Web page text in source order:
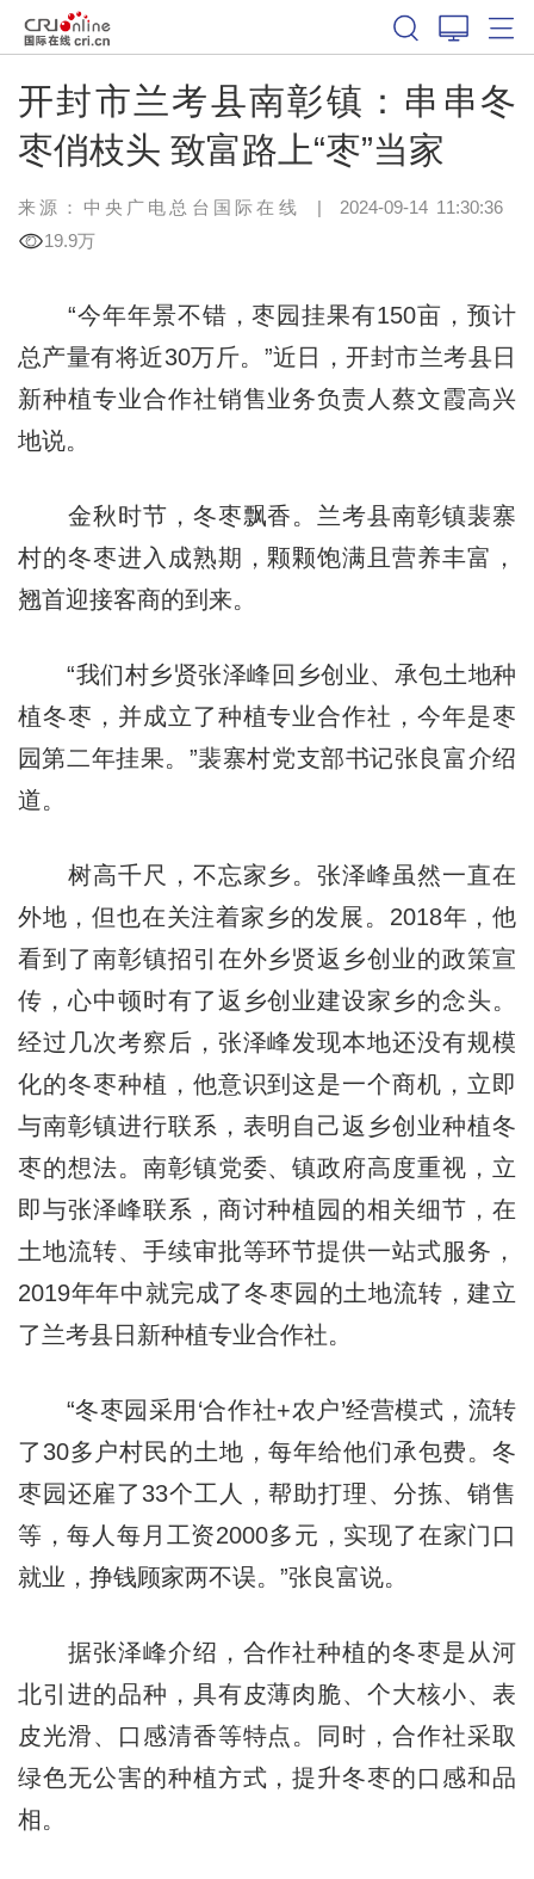
开封市兰考县南彰镇：串串冬
枣俏枝头 致富路上“枣”当家
来源：中央广电总台国际在线 | 2024-09-14 11:30:36
19.9万
“今年年景不错，枣园挂果有150亩，预计
总产量有将近30万斤。”近日，开封市兰考县日
新种植专业合作社销售业务负责人蔡文霞高兴
地说。
金秋时节，冬枣飘香。兰考县南彰镇裴寨
村的冬枣进入成熟期，颗颗饱满且营养丰富，
翘首迎接客商的到来。
“我们村乡贤张泽峰回乡创业、承包土地种
植冬枣，并成立了种植专业合作社，今年是枣
园第二年挂果。”裴寨村党支部书记张良富介绍
道。
树高千尺，不忘家乡。张泽峰虽然一直在
外地，但也在关注着家乡的发展。2018年，他
看到了南彰镇招引在外乡贤返乡创业的政策宣
传，心中顿时有了返乡创业建设家乡的念头。
经过几次考察后，张泽峰发现本地还没有规模
化的冬枣种植，他意识到这是一个商机，立即
与南彰镇进行联系，表明自己返乡创业种植冬
枣的想法。南彰镇党委、镇政府高度重视，立
即与张泽峰联系，商讨种植园的相关细节，在
土地流转、手续审批等环节提供一站式服务，
2019年年中就完成了冬枣园的土地流转，建立
了兰考县日新种植专业合作社。
“冬枣园采用‘合作社+农户’经营模式，流转
了30多户村民的土地，每年给他们承包费。冬
枣园还雇了33个工人，帮助打理、分拣、销售
等，每人每月工资2000多元，实现了在家门口
就业，挣钱顾家两不误。”张良富说。
据张泽峰介绍，合作社种植的冬枣是从河
北引进的品种，具有皮薄肉脆、个大核小、表
皮光滑、口感清香等特点。同时，合作社采取
绿色无公害的种植方式，提升冬枣的口感和品
相。